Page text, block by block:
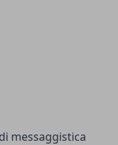
messaggistica